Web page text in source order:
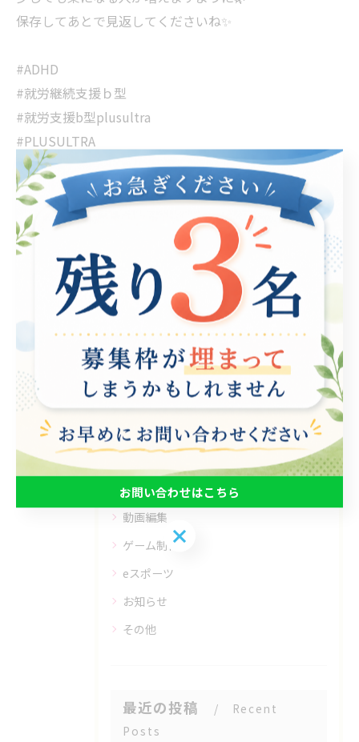
保存してあとで見返してくださいね✨
#ADHD
#就労継続支援ｂ型
#就労支援b型plusultra
#PLUSULTRA
#名古屋
#利用者募集中
< 前のページ 一覧に戻る 次のページ >
カテゴリー Categories
全てのカテゴリー
在宅支援
動画編集
ゲーム制作
eスポーツ
お知らせ
その他
最近の投稿
Recent
Posts
お問い合わせはこちら
お問い合わせはこちら